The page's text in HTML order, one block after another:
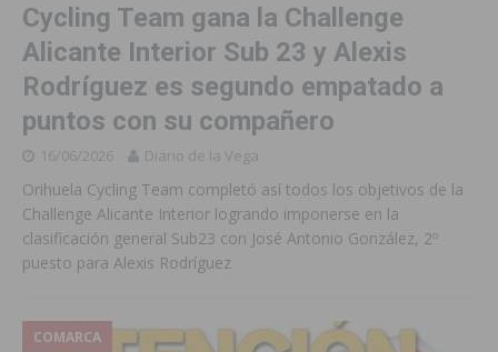
Cycling Team gana la Challenge
Alicante Interior Sub 23 y Alexis
Rodríguez es segundo empatado a
puntos con su compañero
16/06/2026 Diario de la Vega
Orihuela Cycling Team completó así todos los objetivos de la
Challenge Alicante Interior logrando imponerse en la
clasificación general Sub23 con José Antonio González, 2º
puesto para Alexis Rodríguez
COMARCA